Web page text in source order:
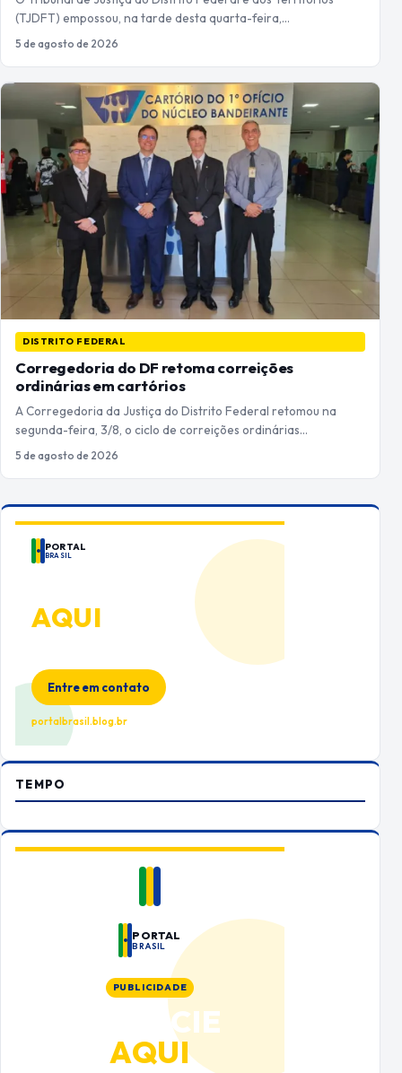
(TJDFT) empossou, na tarde desta quarta-feira,…
5 de agosto de 2026
DISTRITO FEDERAL
Corregedoria do DF retoma correições
ordinárias em cartórios
A Corregedoria da Justiça do Distrito Federal retomou na
segunda-feira, 3/8, o ciclo de correições ordinárias…
5 de agosto de 2026
PORTAL
BRASIL
AQUI
Entre em contato
portalbrasil.blog.br
TEMPO
PORTAL
BRASIL
PUBLICIDADE
ANUNCIE
AQUI